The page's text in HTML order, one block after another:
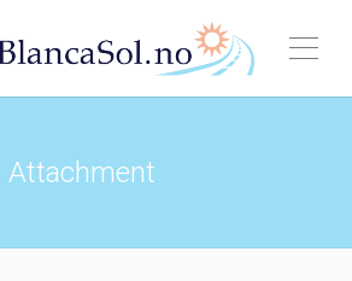
Attachment